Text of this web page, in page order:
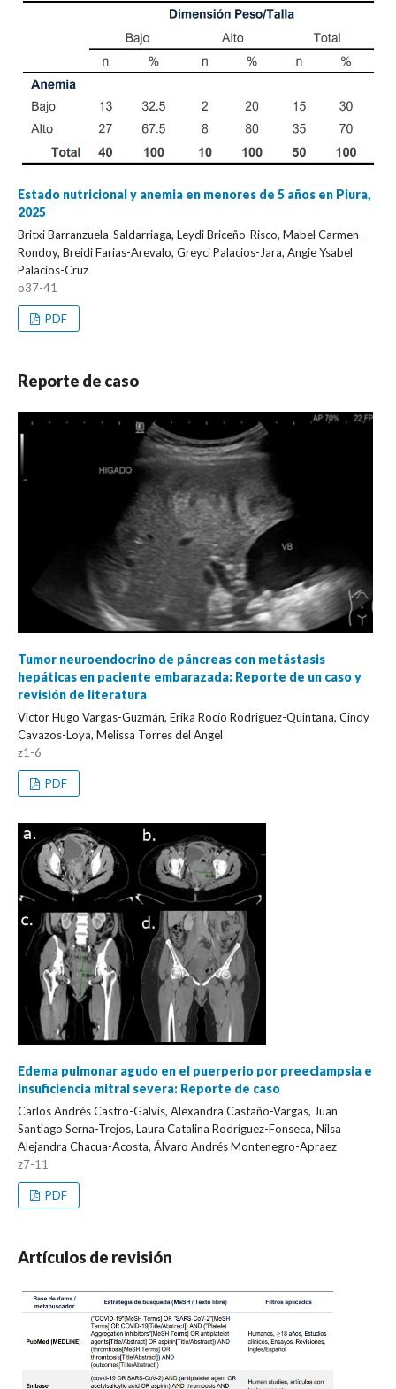
Estado nutricional y anemia en menores de 5 años en Piura,
2025
Britxi Barranzuela-Saldarriaga, Leydi Briceño-Risco, Mabel Carmen-
Rondoy, Breidi Farias-Arevalo, Greyci Palacios-Jara, Angie Ysabel
Palacios-Cruz
o37-41
PDF
Reporte de caso
Tumor neuroendocrino de páncreas con metástasis
hepáticas en paciente embarazada: Reporte de un caso y
revisión de literatura
Victor Hugo Vargas-Guzmán, Erika Rocío Rodriguez-Quintana, Cindy
Cavazos-Loya, Melissa Torres del Angel
z1-6
PDF
Edema pulmonar agudo en el puerperio por preeclampsia e
insuficiencia mitral severa: Reporte de caso
Carlos Andrés Castro-Galvis, Alexandra Castaño-Vargas, Juan
Santiago Serna-Trejos, Laura Catalina Rodríguez-Fonseca, Nilsa
Alejandra Chacua-Acosta, Álvaro Andrés Montenegro-Apraez
z7-11
PDF
Artículos de revisión